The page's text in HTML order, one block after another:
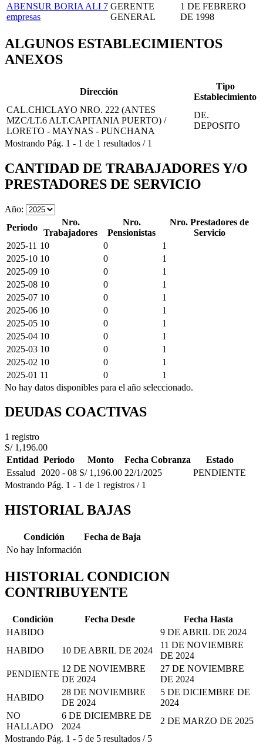
ABENSUR BORIA ALI 7
empresas
GERENTE
GENERAL
1 DE FEBRERO
DE 1998
ALGUNOS ESTABLECIMIENTOS
ANEXOS
Dirección
Tipo
Establecimiento
CAL.CHICLAYO NRO. 222 (ANTES
MZC/LT.6 ALT.CAPITANIA PUERTO) /
LORETO - MAYNAS - PUNCHANA
DE.
DEPOSITO
Mostrando Pág. 1 - 1 de 1 resultados / 1
CANTIDAD DE TRABAJADORES Y/O
PRESTADORES DE SERVICIO
Año:
Periodo
Nro.
Trabajadores
Nro.
Pensionistas
Nro. Prestadores de
Servicio
2025-11 10 0
1
2025-10 10 0
1
2025-09 10 0
1
2025-08 10 0
1
2025-07 10 0
1
2025-06 10 0
1
2025-05 10 0
1
2025-04 10 0
1
2025-03 10 0
1
2025-02 10 0
1
2025-01 11 0
1
No hay datos disponibles para el año seleccionado.
DEUDAS COACTIVAS
1 registro
S/ 1,196.00
Entidad Periodo Monto Fecha Cobranza
Estado
Essalud
2020 - 08 S/ 1,196.00 22/1/2025
PENDIENTE
Mostrando Pág. 1 - 1 de 1 registros / 1
HISTORIAL BAJAS
Condición
Fecha de Baja
No hay Información
HISTORIAL CONDICION
CONTRIBUYENTE
Condición Fecha Desde
Fecha Hasta
HABIDO
9 DE ABRIL DE 2024
HABIDO
10 DE ABRIL DE 2024
11 DE NOVIEMBRE
DE 2024
PENDIENTE
12 DE NOVIEMBRE
DE 2024
27 DE NOVIEMBRE
DE 2024
HABIDO
28 DE NOVIEMBRE
DE 2024
5 DE DICIEMBRE DE
2024
NO
HALLADO
6 DE DICIEMBRE DE
2024
2 DE MARZO DE 2025
Mostrando Pág. 1 - 5 de 5 resultados / 5